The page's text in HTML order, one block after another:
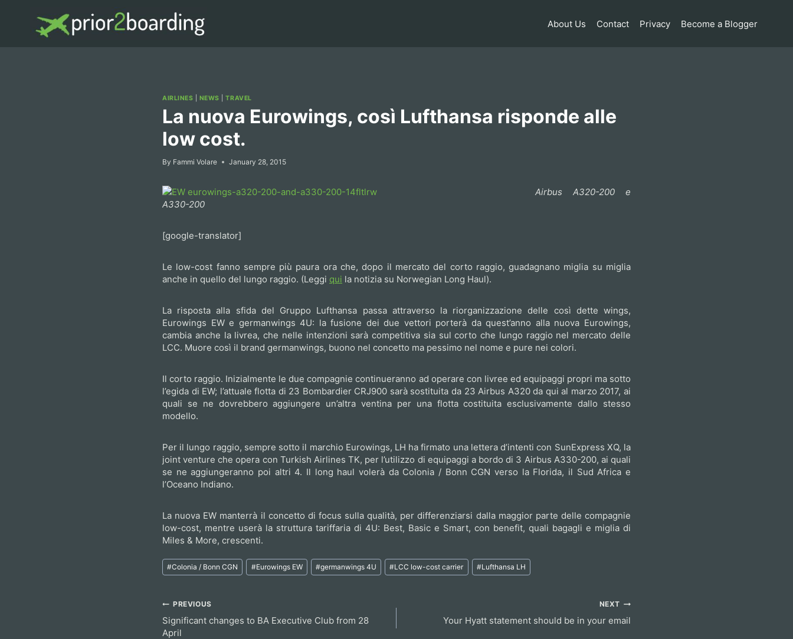
About Us Contact Privacy Become a Blogger
AIRLINES NEWS |TRAVEL
La nuova Eurowings, così Lufthansa risponde alle
low cost.
By Fammi Volare January 28, 2015
Airbus A320-200 e
A330-200
[google-translator]
Le low-cost fanno sempre più paura ora che, dopo il mercato del corto raggio, guadagnano miglia su miglia
anche in quello del lungo raggio. (Leggi qui la notizia su Norwegian Long Haul).
La risposta alla sfida del Gruppo Lufthansa passa attraverso la riorganizzazione delle così dette wings,
Eurowings EW e germanwings 4U: la fusione dei due vettori porterà da quest’anno alla nuova Eurowings,
cambia anche la livrea, che nelle intenzioni sarà competitiva sia sul corto che lungo raggio nel mercato delle
LCC. Muore così il brand germanwings, buono nel concetto ma pessimo nel nome e pure nei colori.
Il corto raggio. Inizialmente le due compagnie continueranno ad operare con livree ed equipaggi propri ma sotto
l’egida di EW; l’attuale flotta di 23 Bombardier CRJ900 sarà sostituita da 23 Airbus A320 da qui al marzo 2017, ai
quali se ne dovrebbero aggiungere un’altra ventina per una flotta costituita esclusivamente dallo stesso
modello.
Per il lungo raggio, sempre sotto il marchio Eurowings, LH ha firmato una lettera d’intenti con SunExpress XQ, la
joint venture che opera con Turkish Airlines TK, per l’utilizzo di equipaggi a bordo di 3 Airbus A330-200, ai quali
se ne aggiungeranno poi altri 4. Il long haul volerà da Colonia / Bonn CGN verso la Florida, il Sud Africa e
l’Oceano Indiano.
La nuova EW manterrà il concetto di focus sulla qualità, per differenziarsi dalla maggior parte delle compagnie
low-cost, mentre userà la struttura tariffaria di 4U: Best, Basic e Smart, con benefit, quali bagagli e miglia di
Miles & More, crescenti.
Post
Tags:
#Colonia / Bonn CGN #Eurowings EW #germanwings 4U #LCC low-cost carrier #Lufthansa LH
Post
navigation
PREVIOUS
Significant changes to BA Executive Club from 28
April
NEXT
Your Hyatt statement should be in your email